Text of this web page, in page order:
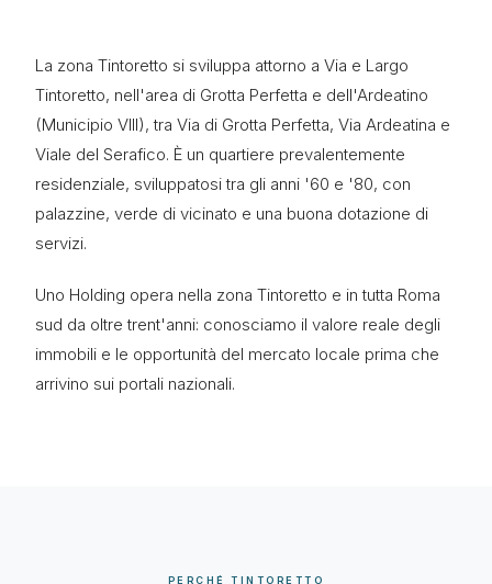
La zona Tintoretto si sviluppa attorno a Via e Largo
Tintoretto, nell'area di Grotta Perfetta e dell'Ardeatino
(Municipio VIII), tra Via di Grotta Perfetta, Via Ardeatina e
Viale del Serafico. È un quartiere prevalentemente
residenziale, sviluppatosi tra gli anni '60 e '80, con
palazzine, verde di vicinato e una buona dotazione di
servizi.
Uno Holding opera nella zona Tintoretto e in tutta Roma
sud da oltre trent'anni: conosciamo il valore reale degli
immobili e le opportunità del mercato locale prima che
arrivino sui portali nazionali.
PERCHÉ TINTORETTO